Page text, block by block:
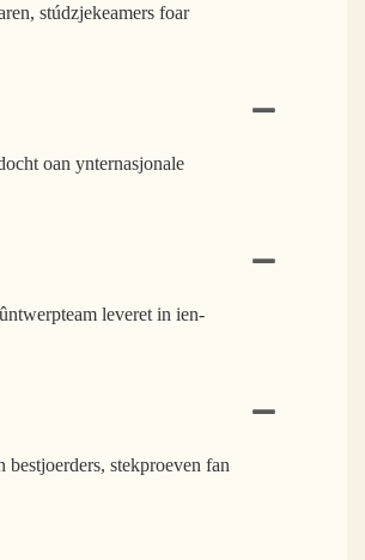
stúdzjekeamers foar
oan ynternasjonale
leveret in ien-
stekproeven fan